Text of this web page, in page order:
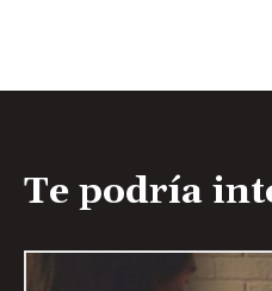
Te podría